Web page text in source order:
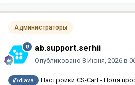
Администраторы
ab.support.serhii
Опубликовано 8 Июня, 2026 в
@djava
Настройки CS-Cart - Поля